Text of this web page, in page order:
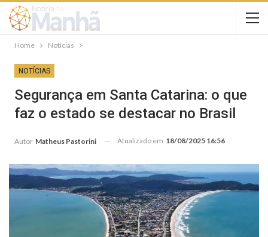
Home Notícias
NOTÍCIAS
Segurança em Santa Catarina: o que
faz o estado se destacar no Brasil
Autor Matheus Pastorini Atualizado em 18/08/2025 16:56